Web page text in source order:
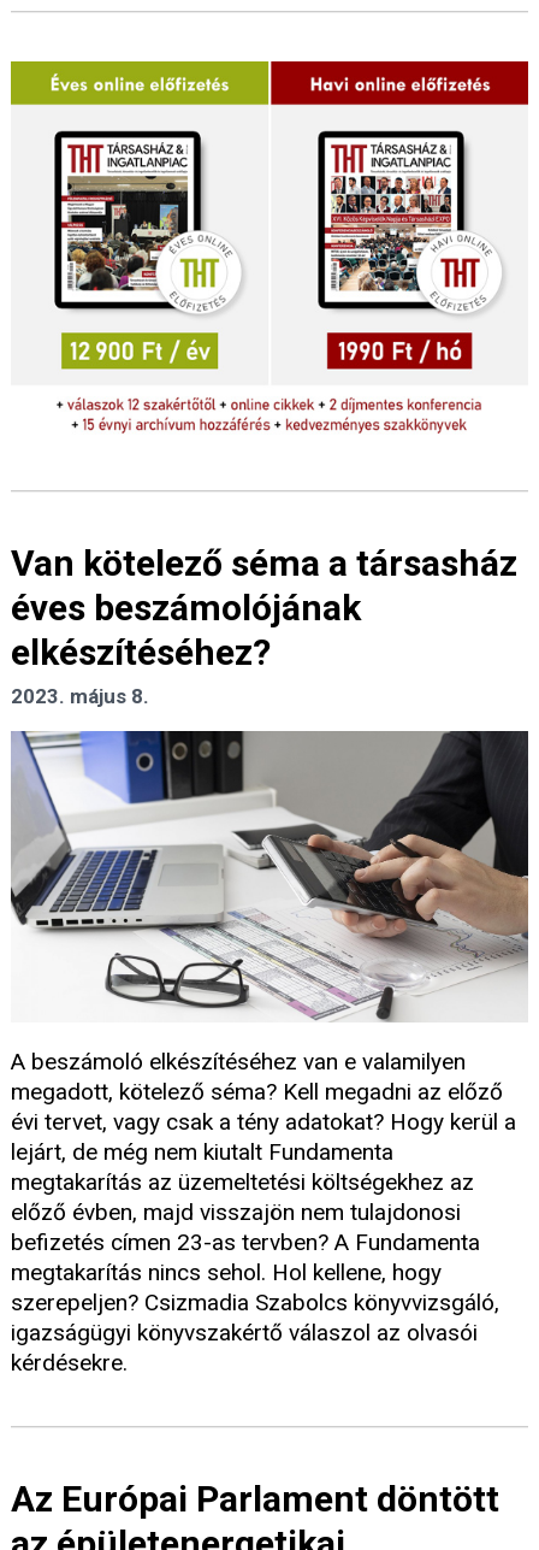
Van kötelező séma a társasház
éves beszámolójának
elkészítéséhez?
2023. május 8.
A beszámoló elkészítéséhez van e valamilyen
megadott, kötelező séma? Kell megadni az előző
évi tervet, vagy csak a tény adatokat? Hogy kerül a
lejárt, de még nem kiutalt Fundamenta
megtakarítás az üzemeltetési költségekhez az
előző évben, majd visszajön nem tulajdonosi
befizetés címen 23-as tervben? A Fundamenta
megtakarítás nincs sehol. Hol kellene, hogy
szerepeljen? Csizmadia Szabolcs könyvvizsgáló,
igazságügyi könyvszakértő válaszol az olvasói
kérdésekre.
Az Európai Parlament döntött